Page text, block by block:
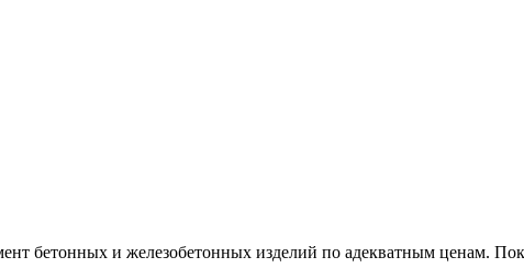
бетонных и железобетонных изделий по адекватным ценам.